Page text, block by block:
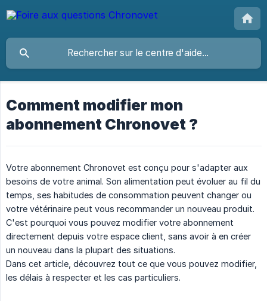
Comment modifier mon
abonnement Chronovet ?
Votre abonnement Chronovet est conçu pour s'adapter aux
besoins de votre animal. Son alimentation peut évoluer au fil du
temps, ses habitudes de consommation peuvent changer ou
votre vétérinaire peut vous recommander un nouveau produit.
C'est pourquoi vous pouvez modifier votre abonnement
directement depuis votre espace client, sans avoir à en créer
un nouveau dans la plupart des situations.
Dans cet article, découvrez tout ce que vous pouvez modifier,
les délais à respecter et les cas particuliers.